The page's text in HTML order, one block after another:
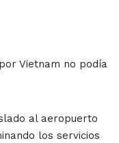
Vietnam no podía
al aeropuerto
los servicios